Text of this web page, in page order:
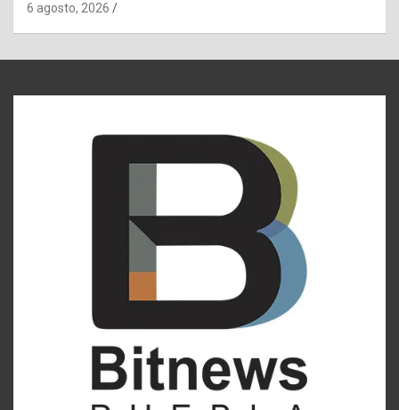
6 agosto, 2026